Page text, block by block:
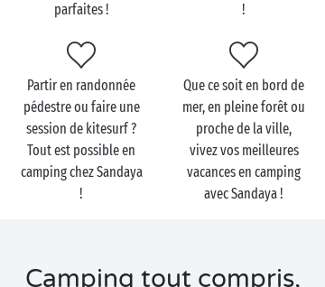
En camping tout compris avec Sandaya, vous
redécouvrirez le camping avec des installations haut
de gamme :
Parc aquatique avec toboggans & pentaglisses
Pataugeoire ludique pour les enfants
Espace bien-être
Clubs enfants et
enfants dans les
Épicerie et boulangerie
parfaites !
!
Partir en randonnée
pédestre ou faire une
session de kitesurf ?
Tout est possible en
camping chez Sandaya
!
Que ce soit en bord de
mer, en pleine forêt ou
proche de la ville,
vivez vos meilleures
vacances en camping
avec Sandaya !
Camping tout compris,